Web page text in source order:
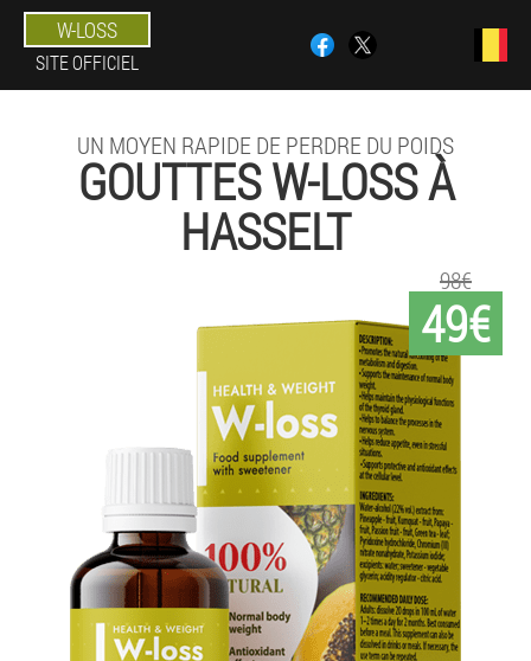
W-LOSS
SITE OFFICIEL
UN MOYEN RAPIDE DE PERDRE DU POIDS
GOUTTES W-LOSS À
HASSELT
49€
98€